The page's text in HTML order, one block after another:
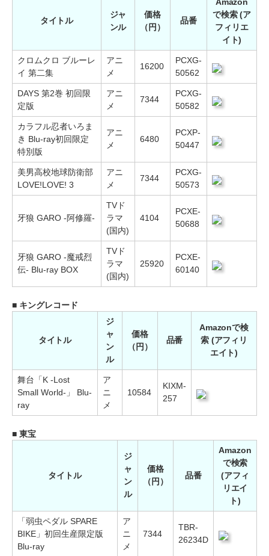
タイトル
ジャ
ンル
価格
（円）
品番
で検索 (ア
フィリエ
イト)
クロムクロ ブルーレ
イ 第二集
アニ
メ
16200
PCXG-
50562
DAYS 第2巻 初回限
定版
アニ
メ
7344
PCXG-
50582
カラフル忍者いろま
き Blu-ray初回限定
特別版
アニ
メ
6480
PCXP-
50447
美男高校地球防衛部
LOVE!LOVE! 3
アニ
メ
7344
PCXG-
50573
牙狼 GARO -阿修羅-
TVド
ラマ
(国内)
4104
PCXE-
50688
牙狼 GARO -魔戒烈
伝- Blu-ray BOX
TVド
ラマ
(国内)
25920
PCXE-
60140
■ キングレコード
タイトル
ジ
ャ
ン
ル
価格
（円）
品番
Amazonで検
索 (アフィリ
エイト)
舞台「K -Lost
Small World-」 Blu-
ray
ア
ニ
メ
10584
KIXM-
257
■ 東宝
タイトル
ジ
ャ
ン
ル
価格
（円）
品番
Amazon
で検索
(アフィ
リエイ
ト)
「弱虫ペダル SPARE
BIKE」初回生産限定版
Blu-ray
ア
ニ
メ
7344
TBR-
26234D